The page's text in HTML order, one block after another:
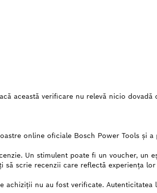
această verificare nu relevă nicio
online oficiale Bosch Power Tools și
Un stimulent poate fi un voucher, un
scrie recenzii care reflectă experiența
nu au fost verificate. Autenticitatea